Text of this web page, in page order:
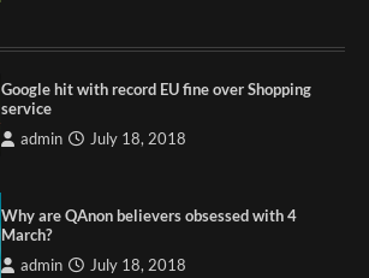
Google hit with record EU fine over Shopping
service
admin July 18, 2018
Why are QAnon believers obsessed with 4
March?
admin July 18, 2018